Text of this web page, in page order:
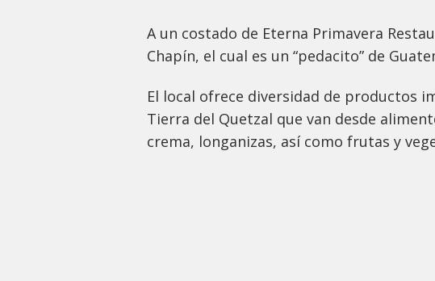
A un costado de Eterna Primavera
Chapín, el cual es un “pedacito” de
El local ofrece diversidad de productos
Tierra del Quetzal que van desde
crema, longanizas, así como frutas y